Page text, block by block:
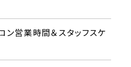
ン営業時間＆スタッフスケ